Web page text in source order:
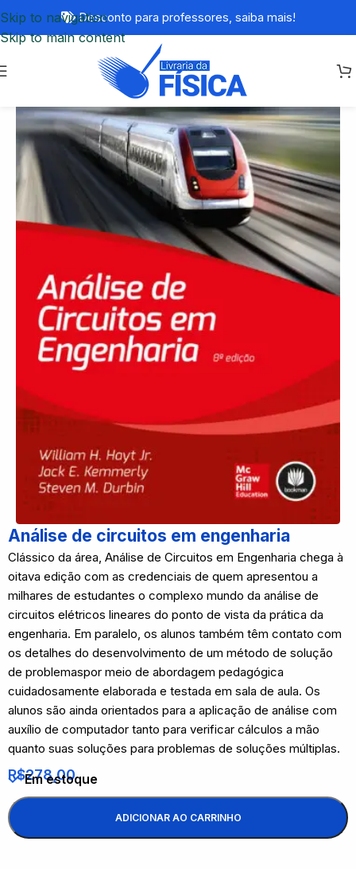
Skip to navigation
Skip to main content
Desconto para professores, saiba mais!
Análise de circuitos em engenharia
Clássico da área, Análise de Circuitos em Engenharia chega à
oitava edição com as credenciais de quem apresentou a
milhares de estudantes o complexo mundo da análise de
circuitos elétricos lineares do ponto de vista da prática da
engenharia. Em paralelo, os alunos também têm contato com
os detalhes do desenvolvimento de um método de solução
de problemaspor meio de abordagem pedagógica
cuidadosamente elaborada e testada em sala de aula. Os
alunos são ainda orientados para a aplicação de análise com
auxílio de computador tanto para verificar cálculos a mão
quanto suas soluções para problemas de soluções múltiplas.
R$278,00
Em estoque
ADICIONAR AO CARRINHO